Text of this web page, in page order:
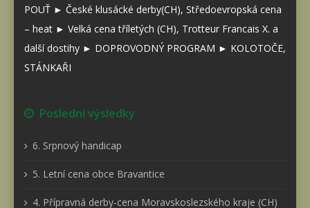
POUŤ ► České klusácké derby(CH), Středoevropská cena
– heat ► Velká cena tříletých (CH), Trotteur Francais X. a
další dostihy ► DOPROVODNÝ PROGRAM ► KOLOTOČE,
STÁNKAŘI
Poslední výsledky
6. Srpnový handicap
5. Letní cena obce Bravantice
4. Přípravná derby-cena Moravskoslezského kraje (CH)